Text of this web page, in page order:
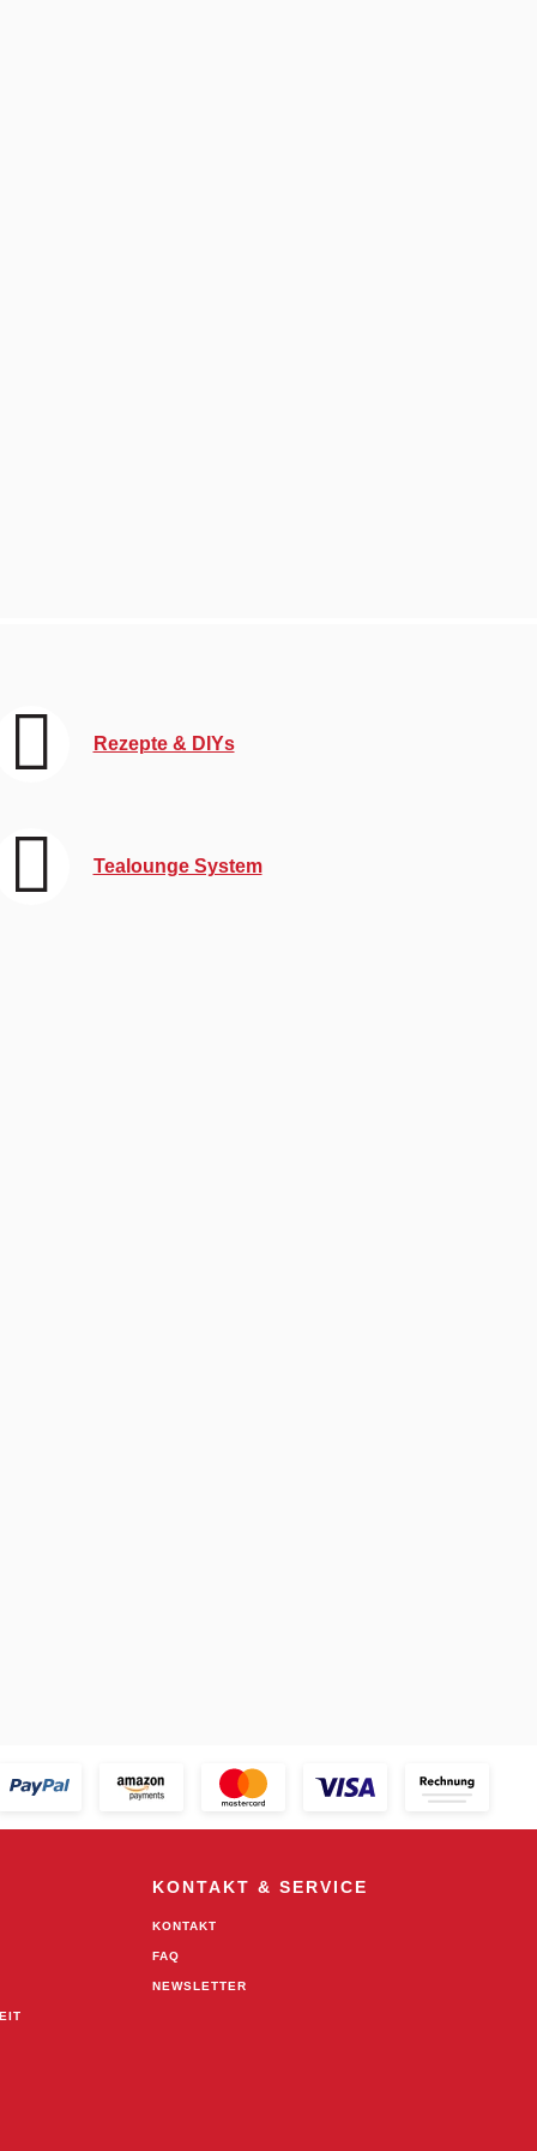
Rezepte & DIYs
Tealounge System
KONTAKT & SERVICE
KONTAKT
FAQ
NEWSLETTER